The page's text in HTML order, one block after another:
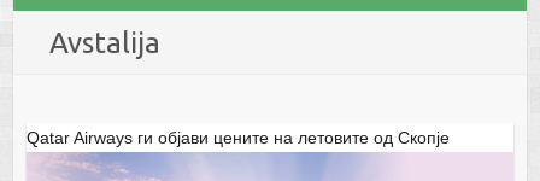
Avstalija
Qatar Airways ги објави цените на летовите од Скопје